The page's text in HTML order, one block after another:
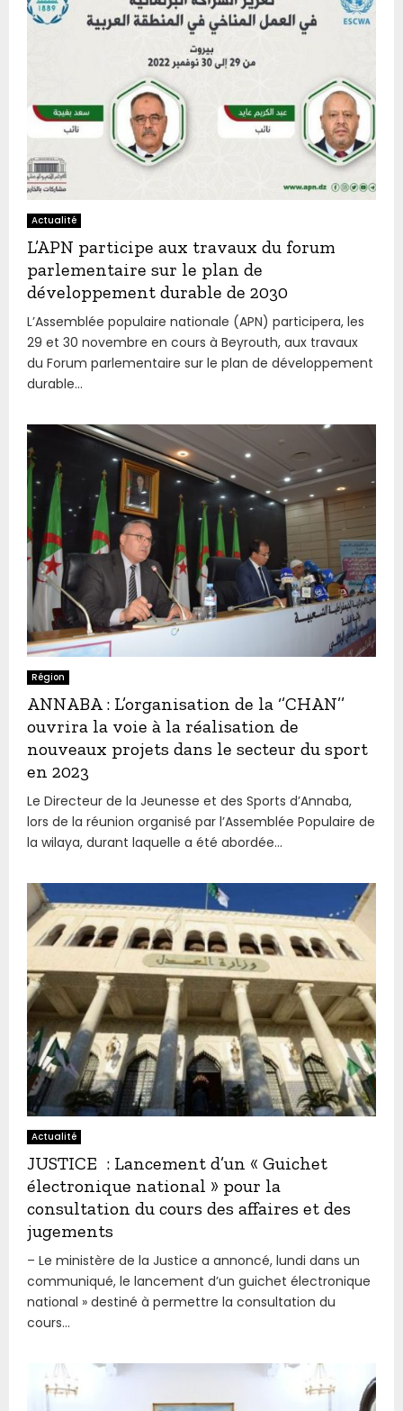
Actualité
L’APN participe aux travaux du forum
parlementaire sur le plan de
développement durable de 2030
L’Assemblée populaire nationale (APN) participera, les
29 et 30 novembre en cours à Beyrouth, aux travaux
du Forum parlementaire sur le plan de développement
durable...
Région
ANNABA : L’organisation de la ‘’CHAN’’
ouvrira la voie à la réalisation de
nouveaux projets dans le secteur du sport
en 2023
Le Directeur de la Jeunesse et des Sports d’Annaba,
lors de la réunion organisé par l’Assemblée Populaire de
la wilaya, durant laquelle a été abordée...
Actualité
JUSTICE : Lancement d’un « Guichet
électronique national » pour la
consultation du cours des affaires et des
jugements
– Le ministère de la Justice a annoncé, lundi dans un
communiqué, le lancement d’un guichet électronique
national » destiné à permettre la consultation du
cours...